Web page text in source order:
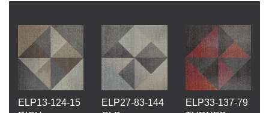
ELP13-124-15
ELP27-83-144
ELP33-137-79